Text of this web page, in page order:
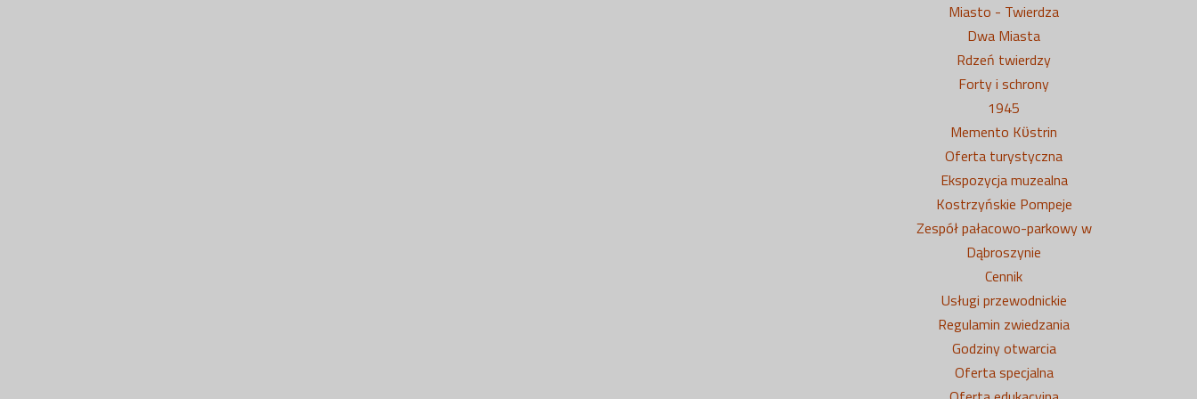
Miasto - Twierdza
Dwa Miasta
Rdzeń twierdzy
Forty i schrony
1945
Memento Kϋstrin
Oferta turystyczna
Ekspozycja muzealna
Kostrzyńskie Pompeje
Zespół pałacowo-parkowy w
Dąbroszynie
Cennik
Usługi przewodnickie
Regulamin zwiedzania
Godziny otwarcia
Oferta specjalna